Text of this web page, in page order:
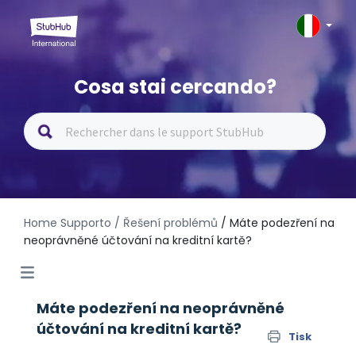
Cosa stai cercando?
Home Supporto / Řešení problémů / Máte podezření na
neoprávněné účtování na kreditní kartě?
Máte podezření na neoprávněné
účtování na kreditní kartě?
Tisk